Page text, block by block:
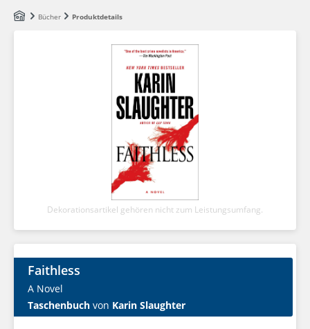
Zum Hauptinhalt springen
Bücher Produktdetails
Dekorationsartikel gehören nicht zum Leistungsumfang.
Faithless
A Novel
Taschenbuch von Karin Slaughter